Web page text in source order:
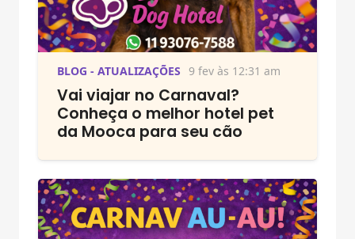
BLOG - ATUALIZAÇÕES 9 fev às 12:31 am
Vai viajar no Carnaval?
Conheça o melhor hotel pet
da Mooca para seu cão